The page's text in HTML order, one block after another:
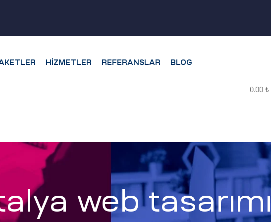
HIZMETLER REFERANSLAR BLOG
0.00 ₺
web tasarımı